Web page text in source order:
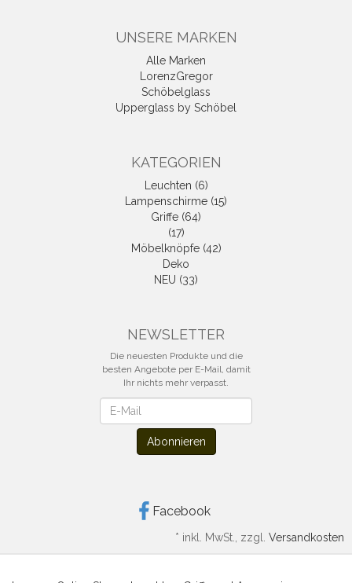
UNSERE MARKEN
Alle Marken
LorenzGregor
Schöbelglass
Upperglass by Schöbel
KATEGORIEN
Leuchten (6)
Lampenschirme (15)
Griffe (64)
(17)
Möbelknöpfe (42)
Deko
NEU (33)
NEWSLETTER
Die neuesten Produkte und die
besten Angebote per E-Mail, damit
Ihr nichts mehr verpasst.
Abonnieren
Facebook
* inkl. MwSt., zzgl. Versandkosten